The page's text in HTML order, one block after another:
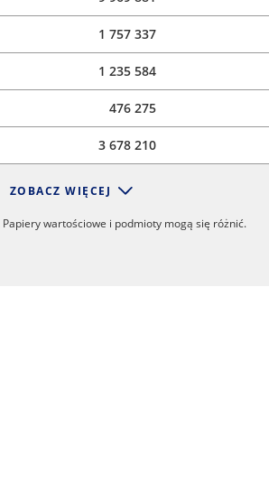
1 757 337
1 235 584
476 275
3 678 210
ZOBACZ WIĘCEJ
wartościowe i podmioty mogą się różnić.